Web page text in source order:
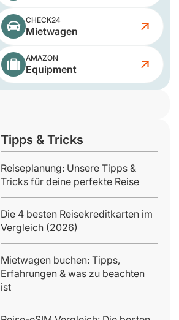
CHECK24
Mietwagen
AMAZON
Equipment
Tipps & Tricks
Reiseplanung: Unsere Tipps &
Tricks für deine perfekte Reise
Die 4 besten Reisekreditkarten im
Vergleich (2026)
Mietwagen buchen: Tipps,
Erfahrungen & was zu beachten
ist